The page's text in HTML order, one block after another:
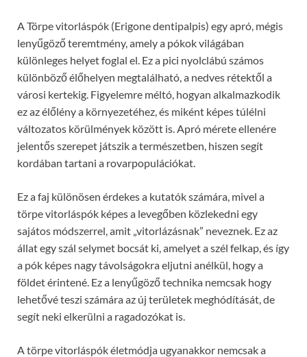
A Törpe vitorláspók (Erigone dentipalpis) egy apró, mégis
lenyűgöző teremtmény, amely a pókok világában
különleges helyet foglal el. Ez a pici nyolclábú számos
különböző élőhelyen megtalálható, a nedves rétektől a
városi kertekig. Figyelemre méltó, hogyan alkalmazkodik
ez az élőlény a környezetéhez, és miként képes túlélni
változatos körülmények között is. Apró mérete ellenére
jelentős szerepet játszik a természetben, hiszen segít
kordában tartani a rovarpopulációkat.
Ez a faj különösen érdekes a kutatók számára, mivel a
törpe vitorláspók képes a levegőben közlekedni egy
sajátos módszerrel, amit „vitorlázásnak” neveznek. Ez az
állat egy szál selymet bocsát ki, amelyet a szél felkap, és így
a pók képes nagy távolságokra eljutni anélkül, hogy a
földet érintené. Ez a lenyűgöző technika nemcsak hogy
lehetővé teszi számára az új területek meghódítását, de
segít neki elkerülni a ragadozókat is.
A törpe vitorláspók életmódja ugyanakkor nemcsak a